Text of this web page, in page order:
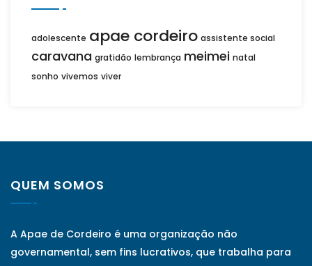
adolescente apae cordeiro assistente social
caravana gratidão lembrança meimei natal
sonho vivemos viver
QUEM SOMOS
A Apae de Cordeiro é uma organização não
governamental, sem fins lucrativos, que trabalha para